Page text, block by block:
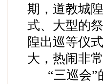
期，道教城
式、大型的
隍出巡等仪
大，热闹非
“三巡会”